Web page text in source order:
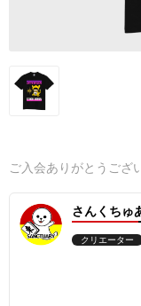
ご入会ありがとうござ
さんくちゅ
クリエーター